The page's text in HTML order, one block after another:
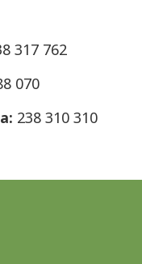
317 762
070
238 310 310